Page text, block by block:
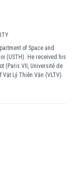
of Space and
(USTH). He received his
(Paris VII, Université de
Lý Thiên Văn (VLTV).